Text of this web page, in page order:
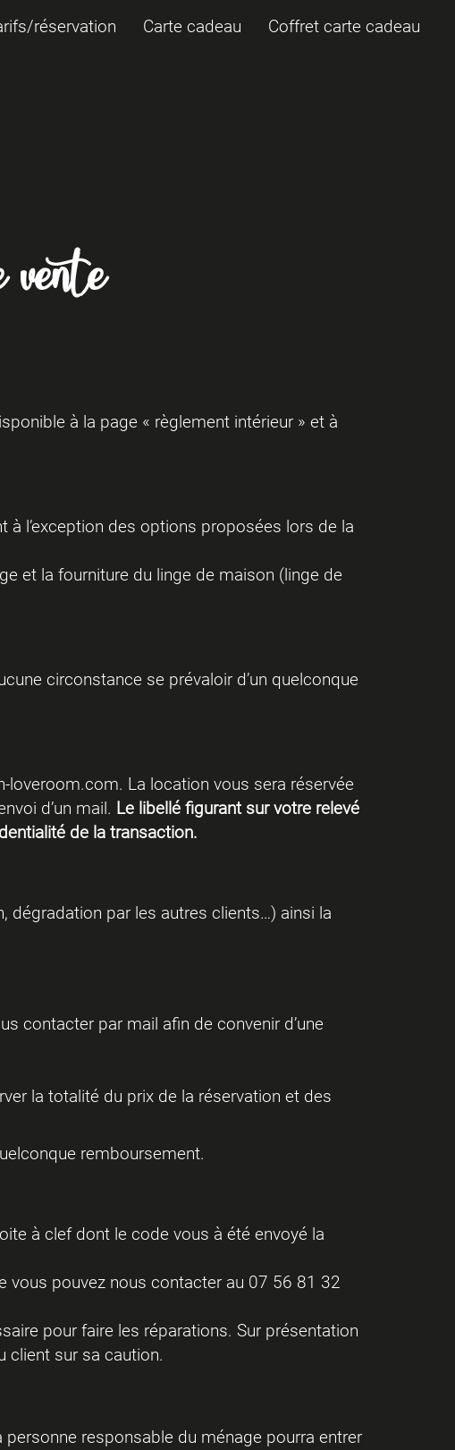
réservation Carte cadeau Coffret carte cadeau
vente
à la page « règlement intérieur » et à
l’exception des options proposées lors de la
et la fourniture du linge de maison (linge de
circonstance se prévaloir d’un quelconque
loveroom.com. La location vous sera réservée
d’un mail. Le libellé figurant sur votre relevé
de la transaction.
dégradation par les autres clients…) ainsi la
contacter par mail afin de convenir d’une
la totalité du prix de la réservation et des
remboursement.
à clef dont le code vous à été envoyé la
vous pouvez nous contacter au 07 56 81 32
pour faire les réparations. Sur présentation
client sur sa caution.
responsable du ménage pourra entrer